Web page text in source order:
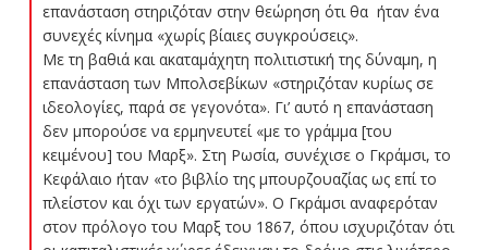
επανάσταση στηριζόταν στην θεώρηση ότι θα ήταν ένα
συνεχές κίνημα «χωρίς βίαιες συγκρούσεις».
Με τη βαθιά και ακαταμάχητη πολιτιστική της δύναμη, η
επανάσταση των Μπολσεβίκων «στηριζόταν κυρίως σε
ιδεολογίες, παρά σε γεγονότα». Γι’ αυτό η επανάσταση
δεν μπορούσε να ερμηνευτεί «με το γράμμα [του
κειμένου] του Μαρξ». Στη Ρωσία, συνέχισε ο Γκράμσι, το
Κεφάλαιο ήταν «το βιβλίο της μπουρζουαζίας ως επί το
πλείστον και όχι των εργατών». Ο Γκράμσι αναφερόταν
στον πρόλογο του Μαρξ του 1867, όπου ισχυριζόταν ότι